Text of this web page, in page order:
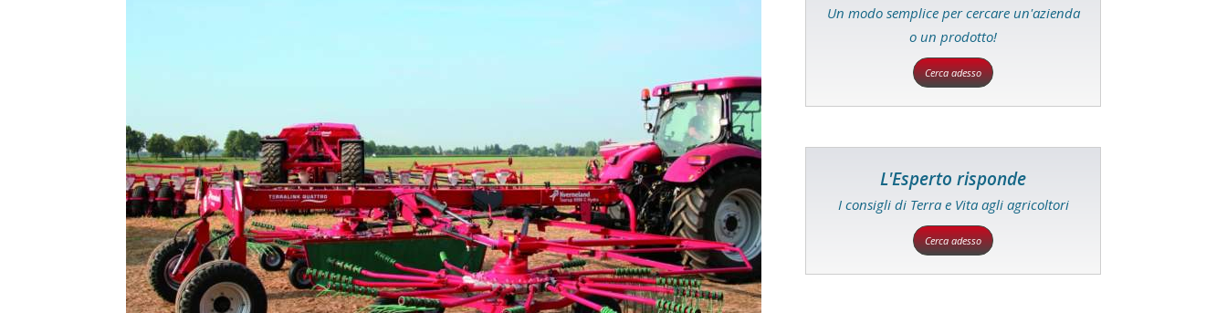
Un modo semplice per cercare un'azienda
o un prodotto!
Cerca adesso
L'Esperto risponde
I consigli di Terra e Vita agli agricoltori
Cerca adesso